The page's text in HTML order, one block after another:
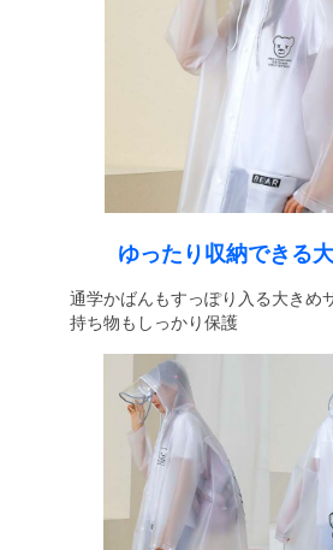
ゆったり収納できる
通学かばんもすっぽり入る大きめ
持ち物もしっかり保護